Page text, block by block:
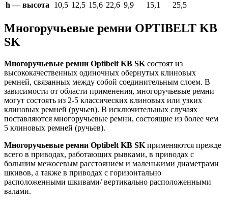
h — высота
10,5 12,5 15,6 22,6 9,9 15,1 25,5
Многоручьевые ремни OPTIBELT KB
SK
Многоручьевые ремни Optibelt KB SK состоят из
высококачественных одиночных обернутых клиновых
ремней, связанных между собой соединительным слоем. В
зависимости от области применения, многоручьевые ремни
могут состоять из 2-5 классических клиновых или узких
клиновых ремней (ручьев). В исключительных случаях
поставляются многоручьевые ремни, состоящие из более чем
5 клиновых ремней (ручьев).
Многоручьевые ремни Optibelt KB SK применяются прежде
всего в приводах, работающих рывками, в приводах с
большим межосевым расстоянием и маленькими диаметрами
шкивов, а также в приводах с горизонтально
расположенными шкивами/ вертикально расположенными
валами.